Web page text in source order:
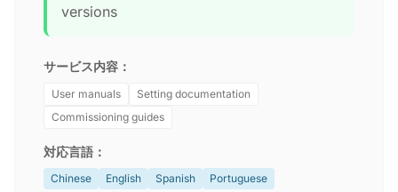
versions
サービス内容：
User manuals
Setting documentation
Commissioning guides
対応言語：
Chinese English Spanish Portuguese